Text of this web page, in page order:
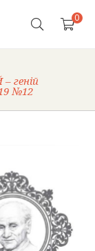
0
геній
№12